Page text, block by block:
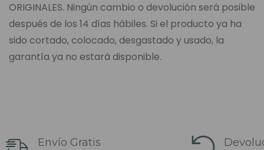
ORIGINALES. Ningún cambio o devolución será posible
después de los 14 días hábiles. Si el producto ya ha
sido cortado, colocado, desgastado y usado, la
garantía ya no estará disponible.
Envío Gratis